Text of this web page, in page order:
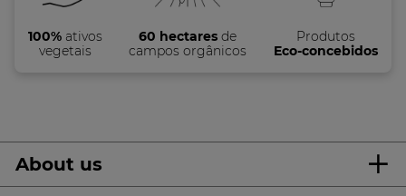
100%ativos
vegetais
60 hectares de
campos orgânicos
Produtos
Eco-concebidos
About us